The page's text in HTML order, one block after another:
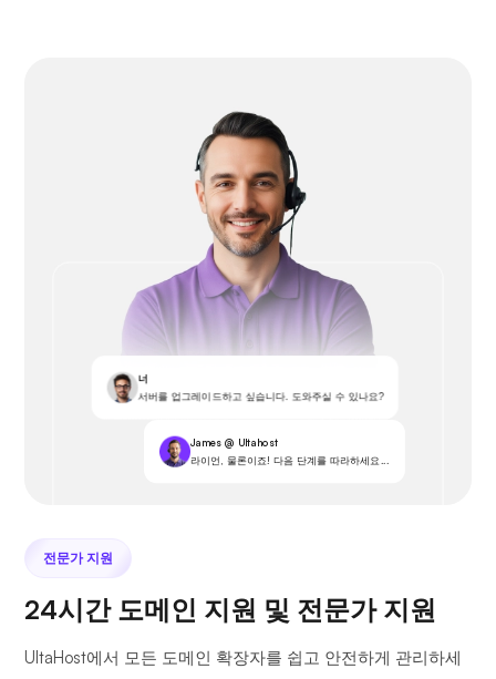
너
서버를 업그레이드하고 싶습니다. 도와주실 수 있나요?
James @ Ultahost
라이언, 물론이죠! 다음 단계를 따라하세요...
전문가 지원
24시간 도메인 지원 및 전문가 지원
UltaHost에서 모든 도메인 확장자를 쉽고 안전하게 관리하세